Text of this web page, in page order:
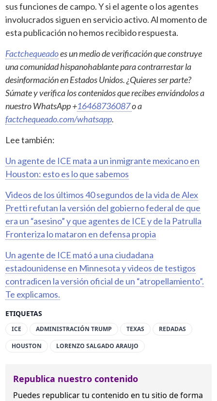
ETIQUETAS
ICE ADMINISTRACIÓN TRUMP TEXAS REDADAS
HOUSTON LORENZO SALGADO ARAUJO
sus funciones de campo. Y si el agente o los agentes
involucrados siguen en servicio activo. Al momento de
esta publicación no hemos recibido respuesta.
Factchequeadoes un medio de verificación que construye
una comunidad hispanohablante para contrarrestar la
desinformación en Estados Unidos. ¿Quieres ser parte?
Súmate y verifica los contenidos que recibes enviándolos a
nuestro WhatsApp +16468736087o a
factchequeado.com/whatsapp.
Lee también:
Un agente de ICE mata a un inmigrante mexicano en
Houston: esto es lo que sabemos
Videos de los últimos 40 segundos de la vida de Alex
Pretti refutan la versión del gobierno federal de que
era un “asesino” y que agentes de ICE y de la Patrulla
Fronteriza lo mataron en defensa propia
Un agente de ICE mató a una ciudadana
estadounidense en Minnesota y videos de testigos
contradicen la versión oficial de un “atropellamiento”.
Te explicamos.
Republica nuestro contenido
Puedes republicar tu contenido en tu sitio de forma